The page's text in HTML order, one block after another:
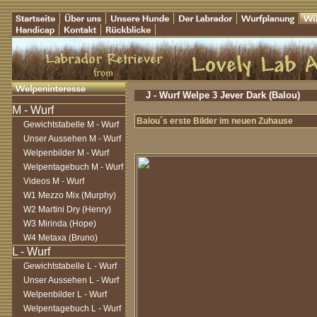
Gewichtstabelle M - Wurf
Unser Aussehen M - Wurf
Welpenbilder M - Wurf
Welpentagebuch M - Wurf
Videos M - Wurf
W1 Mezzo Mix (Murphy)
W2 Martini Dry (Henry)
W3 Mirinda (Hope)
W4 Metaxa (Bruno)
Gewichtstabelle L - Wurf
Unser Aussehen L - Wurf
Welpenbilder L - Wurf
Welpentagebuch L - Wurf
J - Wurf Welpe 3 Jever Dark (Balou)
Balou´s erste Bilder im neuen Zuhause